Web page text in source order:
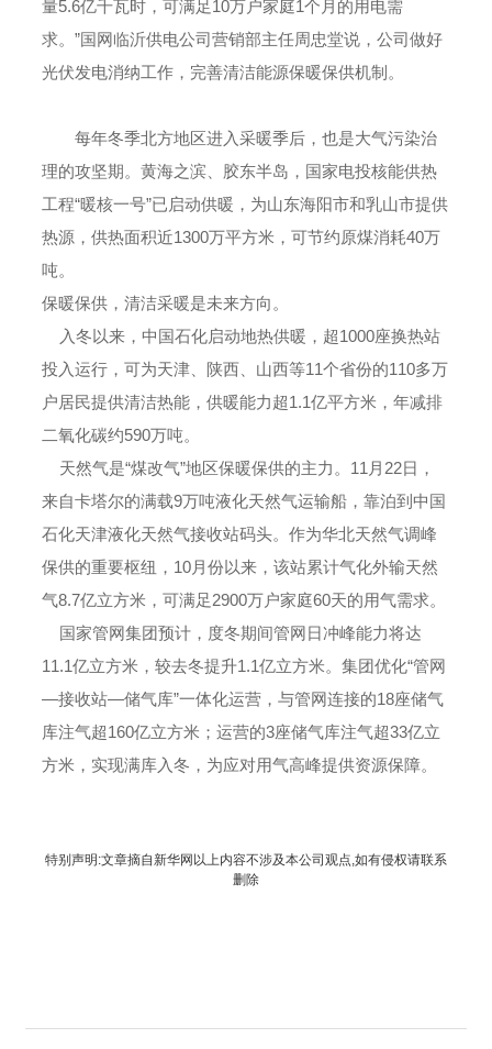
量5.6亿千瓦时，可满足10万户家庭1个月的用电需
求。”国网临沂供电公司营销部主任周忠堂说，公司做好
光伏发电消纳工作，完善清洁能源保暖保供机制。
每年冬季北方地区进入采暖季后，也是大气污染治
理的攻坚期。黄海之滨、胶东半岛，国家电投核能供热
工程“暖核一号”已启动供暖，为山东海阳市和乳山市提供
热源，供热面积近1300万平方米，可节约原煤消耗40万
吨。
保暖保供，清洁采暖是未来方向。
入冬以来，中国石化启动地热供暖，超1000座换热站
投入运行，可为天津、陕西、山西等11个省份的110多万
户居民提供清洁热能，供暖能力超1.1亿平方米，年减排
二氧化碳约590万吨。
天然气是“煤改气”地区保暖保供的主力。11月22日，
来自卡塔尔的满载9万吨液化天然气运输船，靠泊到中国
石化天津液化天然气接收站码头。作为华北天然气调峰
保供的重要枢纽，10月份以来，该站累计气化外输天然
气8.7亿立方米，可满足2900万户家庭60天的用气需求。
国家管网集团预计，度冬期间管网日冲峰能力将达
11.1亿立方米，较去冬提升1.1亿立方米。集团优化“管网
—接收站—储气库”一体化运营，与管网连接的18座储气
库注气超160亿立方米；运营的3座储气库注气超33亿立
方米，实现满库入冬，为应对用气高峰提供资源保障。
特别声明:文章摘自新华网以上内容不涉及本公司观点,如有侵权请联系
删除